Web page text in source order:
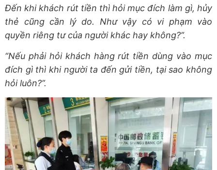
Đến khi khách rút tiền thì hỏi mục đích làm gì, hủy
thẻ cũng cần lý do. Như vậy có vi phạm vào
quyền riêng tư của người khác hay không?”.
“Nếu phải hỏi khách hàng rút tiền dùng vào mục
đích gì thì khi người ta đến gửi tiền, tại sao không
hỏi luôn?”.